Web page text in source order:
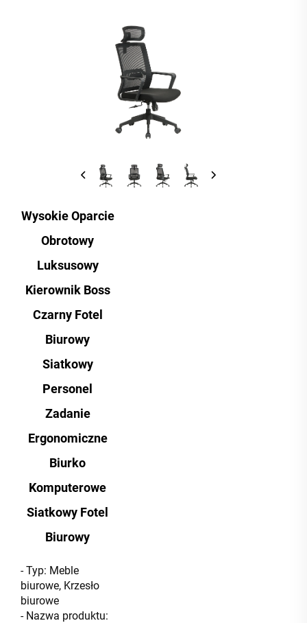
Wysokie Oparcie
Obrotowy
Luksusowy
Kierownik Boss
Czarny Fotel
Biurowy
Siatkowy
Personel
Zadanie
Ergonomiczne
Biurko
Komputerowe
Siatkowy Fotel
Biurowy
- Typ: Meble
biurowe, Krzesło
biurowe
- Nazwa produktu: